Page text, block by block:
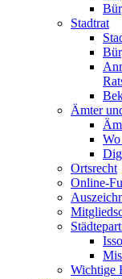
Stadtrat
Ämter
Ortsrecht
Online-
Wichtige